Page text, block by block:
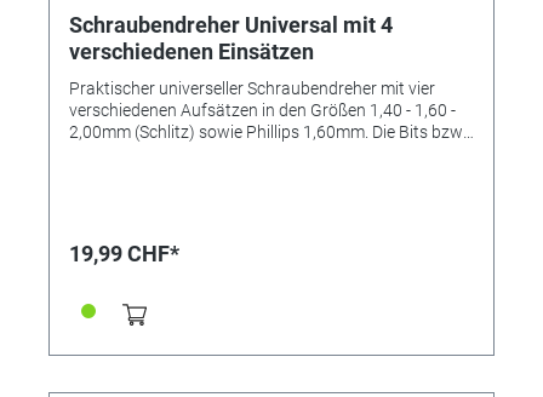
Schraubendreher Universal mit 4
verschiedenen Einsätzen
Praktischer universeller Schraubendreher mit vier
verschiedenen Aufsätzen in den Größen 1,40 - 1,60 -
2,00mm (Schlitz) sowie Phillips 1,60mm. Die Bits bzw.
19,99 CHF*